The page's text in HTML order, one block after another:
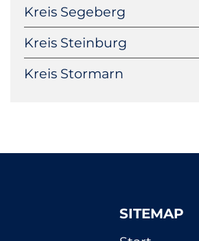
Kreis Segeberg
Kreis Steinburg
Kreis Stormarn
SITEMAP